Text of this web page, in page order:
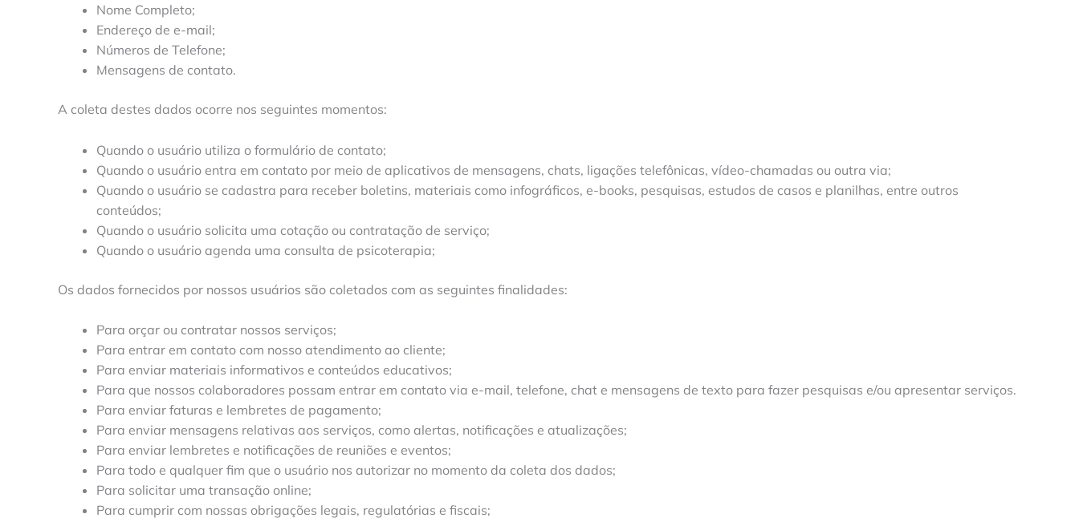
Nome Completo;
Endereço de e-mail;
Números de Telefone;
Mensagens de contato.
A coleta destes dados ocorre nos seguintes momentos:
Quando o usuário utiliza o formulário de contato;
Quando o usuário entra em contato por meio de aplicativos de mensagens, chats, ligações telefônicas, vídeo-chamadas ou outra via;
Quando o usuário se cadastra para receber boletins, materiais como infográficos, e-books, pesquisas, estudos de casos e planilhas, entre outros
conteúdos;
Quando o usuário solicita uma cotação ou contratação de serviço;
Quando o usuário agenda uma consulta de psicoterapia;
Os dados fornecidos por nossos usuários são coletados com as seguintes finalidades:
Para orçar ou contratar nossos serviços;
Para entrar em contato com nosso atendimento ao cliente;
Para enviar materiais informativos e conteúdos educativos;
Para que nossos colaboradores possam entrar em contato via e-mail, telefone, chat e mensagens de texto para fazer pesquisas e/ou apresentar serviços.
Para enviar faturas e lembretes de pagamento;
Para enviar mensagens relativas aos serviços, como alertas, notificações e atualizações;
Para enviar lembretes e notificações de reuniões e eventos;
Para todo e qualquer fim que o usuário nos autorizar no momento da coleta dos dados;
Para solicitar uma transação online;
Para cumprir com nossas obrigações legais, regulatórias e fiscais;